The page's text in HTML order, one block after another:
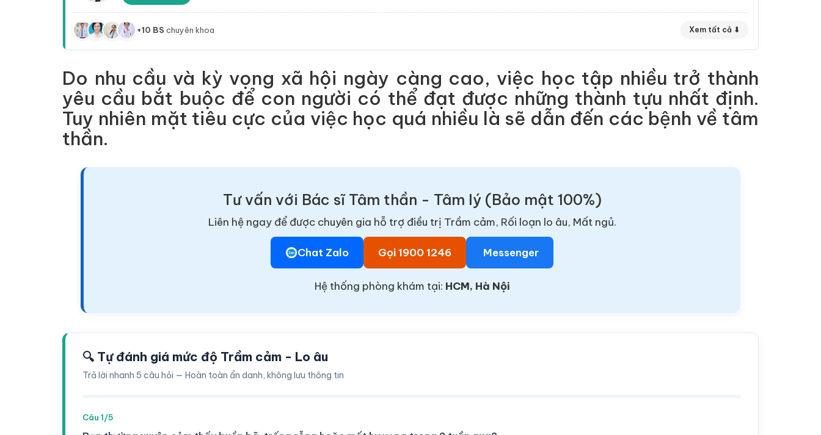
+10 BS chuyên khoa Xem tất cả ⬇
Do nhu cầu và kỳ vọng xã hội ngày càng cao, việc học tập nhiều trở thành
yêu cầu bắt buộc để con người có thể đạt được những thành tựu nhất định.
Tuy nhiên mặt tiêu cực của việc học quá nhiều là sẽ dẫn đến các bệnh về tâm
thần.
Tư vấn với Bác sĩ Tâm thần - Tâm lý (Bảo mật 100%)
Liên hệ ngay để được chuyên gia hỗ trợ điều trị Trầm cảm, Rối loạn lo âu, Mất ngủ.
Chat Zalo Gọi 1900 1246 Messenger
Hệ thống phòng khám tại: HCM, Hà Nội
🔍 Tự đánh giá mức độ Trầm cảm - Lo âu
Trả lời nhanh 5 câu hỏi — Hoàn toàn ẩn danh, không lưu thông tin
Câu 1/5